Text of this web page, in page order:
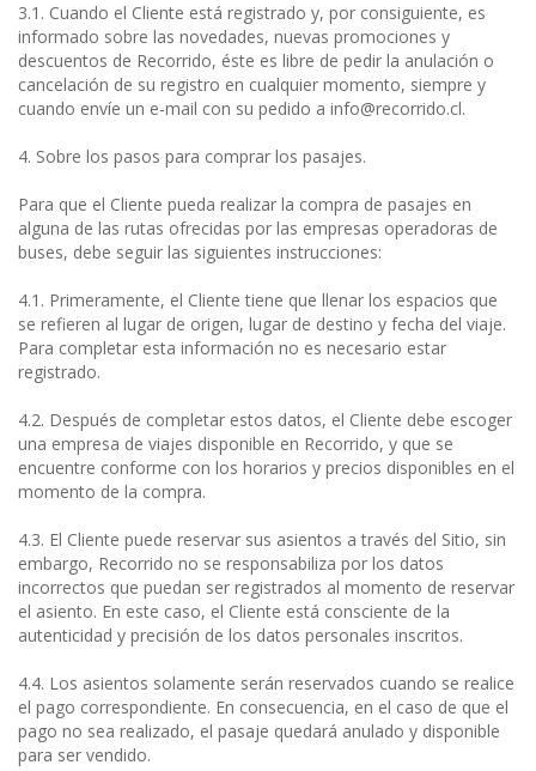
3.1. Cuando el Cliente está registrado y, por consiguiente, es
informado sobre las novedades, nuevas promociones y
descuentos de Recorrido, éste es libre de pedir la anulación o
cancelación de su registro en cualquier momento, siempre y
cuando envíe un e-mail con su pedido a info@recorrido.cl.
4. Sobre los pasos para comprar los pasajes.
Para que el Cliente pueda realizar la compra de pasajes en
alguna de las rutas ofrecidas por las empresas operadoras de
buses, debe seguir las siguientes instrucciones:
4.1. Primeramente, el Cliente tiene que llenar los espacios que
se refieren al lugar de origen, lugar de destino y fecha del viaje.
Para completar esta información no es necesario estar
registrado.
4.2. Después de completar estos datos, el Cliente debe escoger
una empresa de viajes disponible en Recorrido, y que se
encuentre conforme con los horarios y precios disponibles en el
momento de la compra.
4.3. El Cliente puede reservar sus asientos a través del Sitio, sin
embargo, Recorrido no se responsabiliza por los datos
incorrectos que puedan ser registrados al momento de reservar
el asiento. En este caso, el Cliente está consciente de la
autenticidad y precisión de los datos personales inscritos.
4.4. Los asientos solamente serán reservados cuando se realice
el pago correspondiente. En consecuencia, en el caso de que el
pago no sea realizado, el pasaje quedará anulado y disponible
para ser vendido.